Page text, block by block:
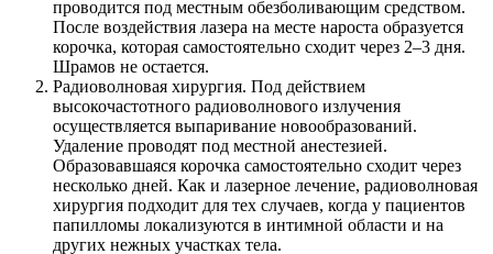
проводится под местным обезболивающим средством.
После воздействия лазера на месте нароста образуется
корочка, которая самостоятельно сходит через 2–3 дня.
Шрамов не остается.
Радиоволновая хирургия. Под действием
высокочастотного радиоволнового излучения
осуществляется выпаривание новообразований.
Удаление проводят под местной анестезией.
Образовавшаяся корочка самостоятельно сходит через
несколько дней. Как и лазерное лечение, радиоволновая
хирургия подходит для тех случаев, когда у пациентов
папилломы локализуются в интимной области и на
других нежных участках тела.